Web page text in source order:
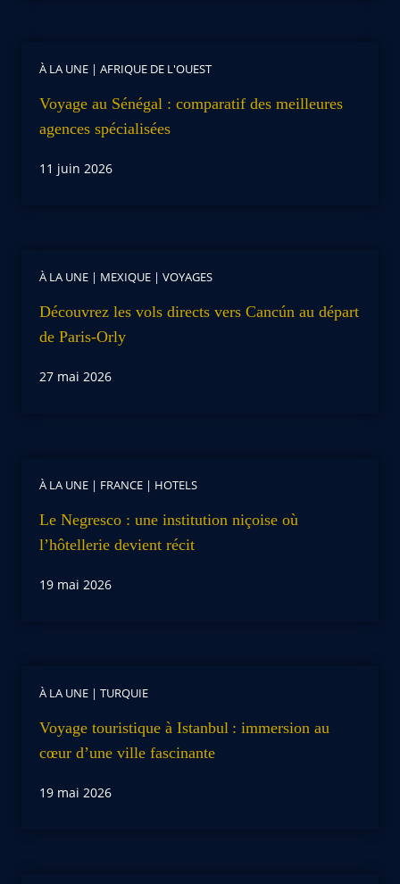
À LA UNE | AFRIQUE DE L'OUEST
Voyage au Sénégal : comparatif des meilleures
agences spécialisées
11 juin 2026
À LA UNE | MEXIQUE | VOYAGES
Découvrez les vols directs vers Cancún au départ
de Paris-Orly
27 mai 2026
À LA UNE | FRANCE | HOTELS
Le Negresco : une institution niçoise où
l’hôtellerie devient récit
19 mai 2026
À LA UNE | TURQUIE
Voyage touristique à Istanbul : immersion au
cœur d’une ville fascinante
19 mai 2026